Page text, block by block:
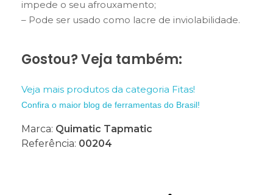
impede o seu afrouxamento;
– Pode ser usado como lacre de inviolabilidade.
Gostou? Veja também:
Veja mais produtos da categoria Fitas!
Confira o maior blog de ferramentas do Brasil!
Marca: Quimatic Tapmatic
Referência: 00204